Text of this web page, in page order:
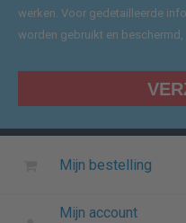
werken. Voor gedetailleerde
worden gebruikt en beschermd,
Mijn bestelling
Mijn account